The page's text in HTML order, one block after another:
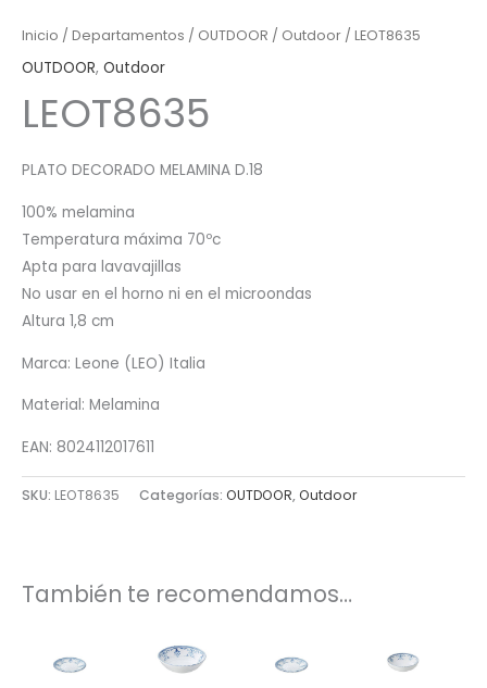
Inicio / Departamentos / OUTDOOR / Outdoor / LEOT8635
OUTDOOR, Outdoor
LEOT8635
PLATO DECORADO MELAMINA D.18
100% melamina
Temperatura máxima 70ºc
Apta para lavavajillas
No usar en el horno ni en el microondas
Altura 1,8 cm
Marca: Leone (LEO) Italia
Material: Melamina
EAN: 8024112017611
SKU: LEOT8635 Categorías: OUTDOOR,Outdoor
También te recomendamos…